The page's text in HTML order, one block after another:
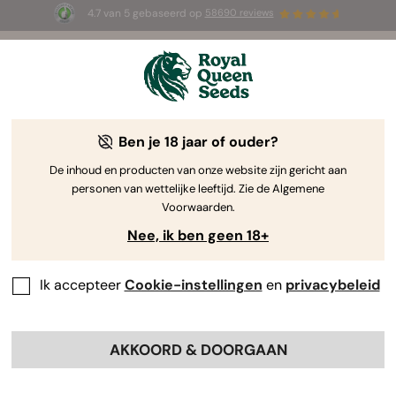
4.7 van 5 gebaseerd op 58690 reviews
☀️ Summer Sales: tot wel 50% korting
op geselecteerde producten! ⏤
The RQS Blog
Cannabis Lifestyle Blogs
Ben je 18 jaar of ouder?
De inhoud en producten van onze website zijn gericht aan
personen van wettelijke leeftijd. Zie de Algemene
Voorwaarden.
Nee, ik ben geen 18+
Ik accepteerCookie-instellingen en privacybeleid
AKKOORD & DOORGAAN